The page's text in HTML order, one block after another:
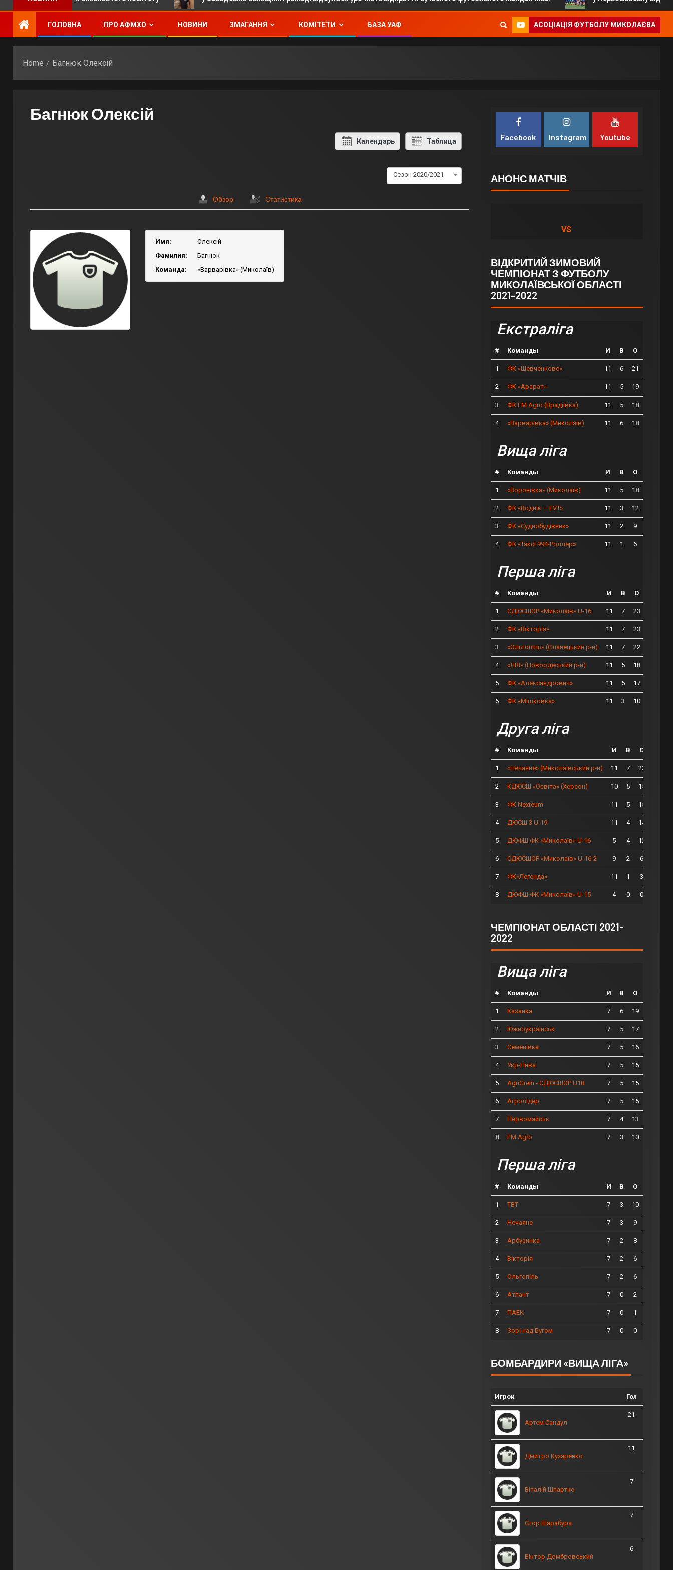
ГОЛОВНА ПРО АФМХО НОВИНИ ЗМАГАННЯ КОМІТЕТИ БАЗА УАФ АСОЦІАЦІЯ ФУТБОЛУ МИКОЛАЄВА
Home Багнюк Олексій
Багнюк Олексій
Календарь Таблица
Сезон 2020/2021
Обзор Статистика
Имя:
Олексій
Фамилия:
Багнюк
Команда:
«Варварівка» (Миколаїв)
Facebook Instagram Youtube
АНОНС МАТЧІВ
VS
ВІДКРИТИЙ ЗИМОВИЙ
ЧЕМПІОНАТ З ФУТБОЛУ
МИКОЛАЇВСЬКОЇ ОБЛАСТІ
2021-2022
Екстраліга
# Команды И В О
1 ФК «Шевченкове» 11 6 21
2 ФК «Арарат» 11 5 19
3 ФК FM Agro (Врадіївка) 11 5 18
4 «Варварівка» (Миколаїв) 11 6 18
Вища ліга
# Команды И В О
1 «Воронівка» (Миколаїв) 11 5 18
2 ФК «Воднік — EVT» 11 3 12
3 ФК «Суднобудівник» 11 2 9
4 ФК «Таксі 994-Роллер» 11 1 6
Перша ліга
# Команды И В О
1 СДЮСШОР «Миколаїв» U-16 11 7 23
2 ФК «Вікторія» 11 7 23
3 «Ольгопіль» (Єланецький р-н) 11 7 22
4 «ЛІЯ» (Новоодеський р-н) 11 5 18
5 ФК «Александрович» 11 5 17
6 ФК «Мішковка» 11 3 10
Друга ліга
# Команды И В О
1 «Нечаяне» (Миколаївський р-н) 11 7 22
2 КДЮСШ «Освіта» (Херсон) 10 5 15
3 ФК Nexteum 11 5 15
4 ДЮСШ 3 U-19 11 4 14
5 ДЮФШ ФК «Миколаїв» U-16 5 4 12
6 СДЮСШОР «Миколаїв» U-16-2 9 2 6
7 ФК«Легенда» 11 1 3
8 ДЮФШ ФК «Миколаїв» U-15 4 0 0
ЧЕМПІОНАТ ОБЛАСТІ 2021-
2022
Вища ліга
# Команды И В О
1 Казанка 7 6 19
2 Южноукраїнськ 7 5 17
3 Семенівка 7 5 16
4 Укр-Нива 7 5 15
5 AgriGrein - СДЮСШОР U18 7 5 15
6 Агролідер 7 5 15
7 Первомайськ 7 4 13
8 FM Agro 7 3 10
Перша ліга
# Команды И В О
1 ТВТ 7 3 10
2 Нечаяне 7 3 9
3 Арбузинка 7 2 8
4 Вікторія 7 2 6
5 Ольгопіль 7 2 6
6 Атлант 7 0 2
7 ПАЕК 7 0 1
8 Зорі над Бугом 7 0 0
БОМБАРДИРИ «ВИЩА ЛІГА»
Игрок Гол
Артем Сандул
21
Дмитро Кухаренко
11
Віталій Шпартко
7
Єгор Шарабура
7
Віктор Домбровський
6